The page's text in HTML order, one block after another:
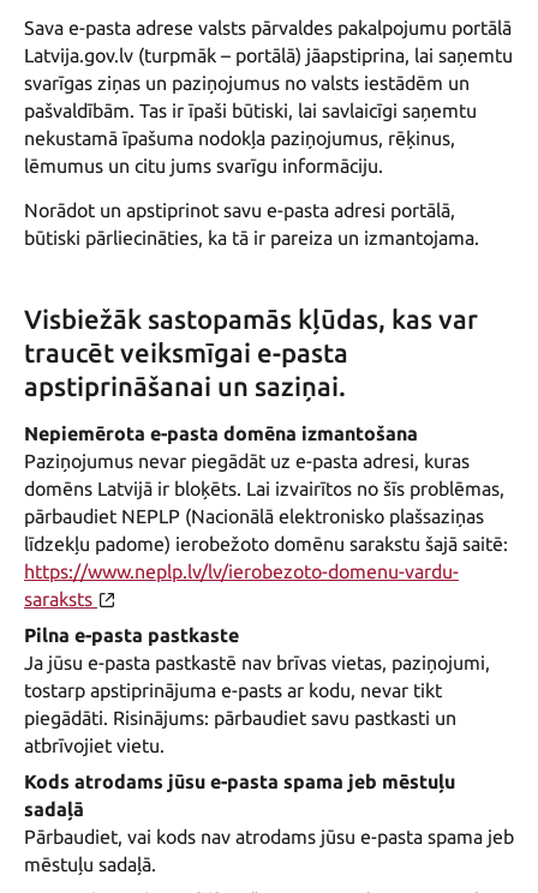
Sava e-pasta adrese valsts pārvaldes pakalpojumu portālā
Latvija.gov.lv (turpmāk – portālā) jāapstiprina, lai saņemtu
svarīgas ziņas un paziņojumus no valsts iestādēm un
pašvaldībām. Tas ir īpaši būtiski, lai savlaicīgi saņemtu
nekustamā īpašuma nodokļa paziņojumus, rēķinus,
lēmumus un citu jums svarīgu informāciju.
Norādot un apstiprinot savu e-pasta adresi portālā,
būtiski pārliecināties, ka tā ir pareiza un izmantojama.
Visbiežāk sastopamās kļūdas, kas var
traucēt veiksmīgai e-pasta
apstiprināšanai un saziņai.
Nepiemērota e-pasta domēna izmantošana
Paziņojumus nevar piegādāt uz e-pasta adresi, kuras
domēns Latvijā ir bloķēts. Lai izvairītos no šīs problēmas,
pārbaudiet NEPLP (Nacionālā elektronisko plašsaziņas
līdzekļu padome) ierobežoto domēnu sarakstu šajā saitē:
https://www.neplp.lv/lv/ierobezoto-domenu-vardu-
saraksts
Pilna e-pasta pastkaste
Ja jūsu e-pasta pastkastē nav brīvas vietas, paziņojumi,
tostarp apstiprinājuma e-pasts ar kodu, nevar tikt
piegādāti. Risinājums: pārbaudiet savu pastkasti un
atbrīvojiet vietu.
Kods atrodams jūsu e-pasta spama jeb mēstuļu
sadaļā
Pārbaudiet, vai kods nav atrodams jūsu e-pasta spama jeb
mēstuļu sadaļā.